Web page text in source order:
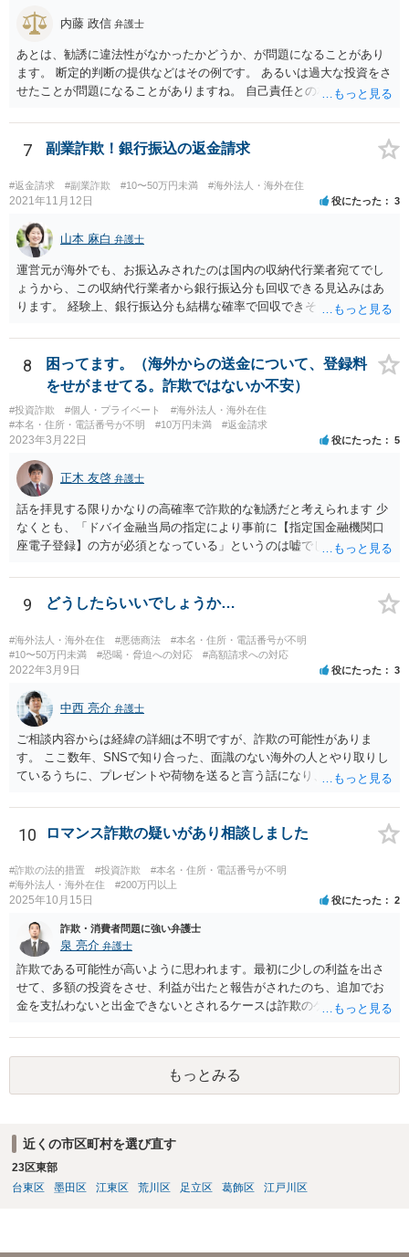
内藤 政信 弁護士
あとは、勧誘に違法性がなかったかどうか、が問題になることがあり
ます。 断定的判断の提供などはその例です。 あるいは過大な投資をさ
せたことが問題になることがありますね。 自己責任との相関関係です
いでしょう。
7 副業詐欺！銀行振込の返金請求
#返金請求 #副業詐欺 #10〜50万円未満 #海外法人・海外在住
2021年11月12日 役にたった 3
山本 麻白 弁護士
運営元が海外でも、お振込みされたのは国内の収納代行業者宛てでし
ょうから、この収納代行業者から銀行振込分も回収できる見込みはあ
ります。 経験上、銀行振込分も結構な確率で回収できそうな事案にお
以上、何か難しい事情があるのかもしれません。
8
困ってます。（海外からの送金について、登録料
をせがませてる。詐欺ではないか不安）
#投資詐欺 #個人・プライベート
#海外法人・海外在住
#本名・住所・電話番号が不明
#10万円未満 #返金請求
2023年3月22日 役にたった 5
正木 友啓 弁護士
話を拝見する限りかなりの高確率で詐欺的な勧誘だと考えられます 少
なくとも、「ドバイ金融当局の指定により事前に【指定国金融機関口
座電子登録】の方が必須となっている」というのは嘘でしょう 相手に
に相談に行かれてください
9 どうしたらいいでしょうか…
#海外法人・海外在住 #悪徳商法
#本名・住所・電話番号が不明
#10〜50万円未満
#恐喝・脅迫への対応 #高額請求への対応
2022年3月9日 役にたった 3
中西 亮介 弁護士
ご相談内容からは経緯の詳細は不明ですが、詐欺の可能性がありま
す。 ここ数年、SNSで知り合った、面識のない海外の人とやり取りし
ているうちに、プレゼントや荷物を送ると言う話になり、通関料等の
います。 本件でも、住所を教えてしまったとしても、職場まで特定す
ることは通常できませんし、そもそも、支払いと解雇の関連性は考え
難いです。 にも関わらず、そのような言葉をもって支払わせようとす
る態様から詐欺の可能性が高いのではないかと思われます。 よほど相
手を信頼できる事情がない限り、支払いをしないようにした方がよい
と思います。
10 ロマンス詐欺の疑いがあり相談しました
#詐欺の法的措置 #投資詐欺
#本名・住所・電話番号が不明
#海外法人・海外在住
#200万円以上
2025年10月15日 役にたった 2
詐欺・消費者問題に強い弁護士
泉 亮介 弁護士
詐欺である可能性が高いように思われます。最初に少しの利益を出さ
せて、多額の投資をさせ、利益が出たと報告がされたのち、追加でお
金を支払わないと出金できないとされるケースは詐欺のケースで非常
であれば弁護士に相談されると良いでしょう。 ただ、こうした類型の
場合返金が難しいケースが多いため弁護士を立てるかどうかは慎重に
もっとみる
近くの市区町村を選び直す
23区東部
台東区
墨田区 江東区 荒川区 足立区 葛飾区 江戸川区